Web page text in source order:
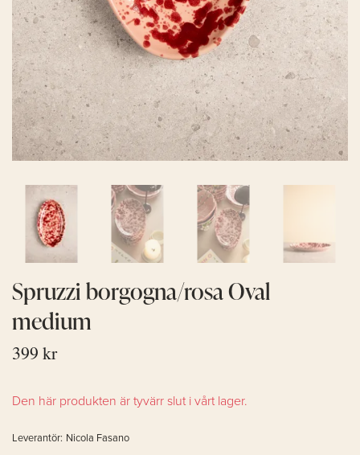
Spruzzi borgogna/rosa Oval
medium
399 kr
Den här produkten är tyvärr slut i vårt lager.
Leverantör: Nicola Fasano